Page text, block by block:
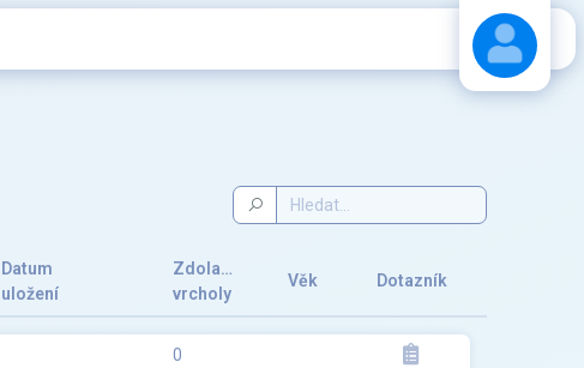
Datum
uložení
Zdolané
vrcholy
Věk Dotazník
0